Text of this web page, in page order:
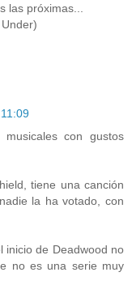
las próximas...
con gustos
tiene una canción
la ha votado, con
inicio de Deadwood no
no es una serie muy